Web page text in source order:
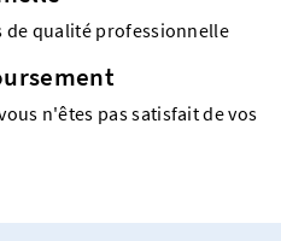
de qualité professionnelle
n'êtes pas satisfait de vos